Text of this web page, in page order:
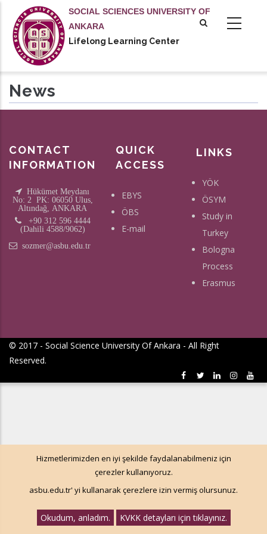
main
content
SOCIAL SCIENCES UNIVERSITY OF
ANKARA
Lifelong Learning Center
actions
News
CONTACT
INFORMATION
Hükümet Meydanı
No: 2 PK: 06050 Ulus,
Altındağ, ANKARA
+90 312 596 4444
(Dahili 4588/9062)
sozmer@asbu.edu.tr
QUICK
ACCESS
EBYS
ÖBS
E-mail
LINKS
YÖK
ÖSYM
Study in
Turkey
Bologna
Process
Erasmus
© 2017 - Social Science University Of Ankara - All Right
Reserved.
Hizmetlerimizden en iyi şekilde faydalanabilmeniz için
çerezler kullanıyoruz.
asbu.edu.tr' yi kullanarak çerezlere izin vermiş olursunuz.
Okudum, anladım. KVKK detayları için tıklayınız.